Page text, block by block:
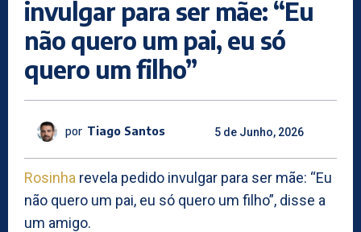
invulgar para ser mãe: “Eu
não quero um pai, eu só
quero um filho”
por Tiago Santos 5 de Junho, 2026
Rosinha revela pedido invulgar para ser mãe: “Eu
não quero um pai, eu só quero um filho”, disse a
um amigo.